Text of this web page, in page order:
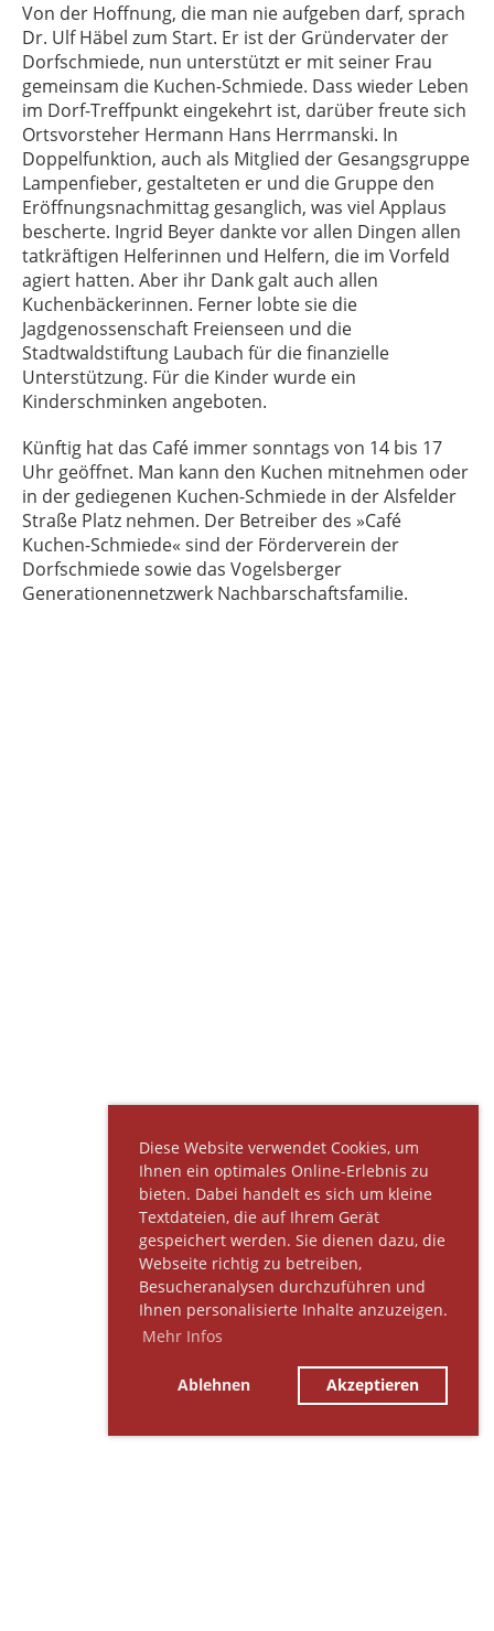
Diese Website verwendet Cookies, um
Ihnen ein optimales Online-Erlebnis zu
bieten. Dabei handelt es sich um kleine
Textdateien, die auf Ihrem Gerät
gespeichert werden. Sie dienen dazu, die
Webseite richtig zu betreiben,
Besucheranalysen durchzuführen und
Ihnen personalisierte Inhalte anzuzeigen.
Mehr Infos
Ablehnen Akzeptieren
Von der Hoffnung, die man nie aufgeben darf, sprach
Dr. Ulf Häbel zum Start. Er ist der Gründervater der
Dorfschmiede, nun unterstützt er mit seiner Frau
gemeinsam die Kuchen-Schmiede. Dass wieder Leben
im Dorf-Treffpunkt eingekehrt ist, darüber freute sich
Ortsvorsteher Hermann Hans Herrmanski. In
Doppelfunktion, auch als Mitglied der Gesangsgruppe
Lampenfieber, gestalteten er und die Gruppe den
Eröffnungsnachmittag gesanglich, was viel Applaus
bescherte. Ingrid Beyer dankte vor allen Dingen allen
tatkräftigen Helferinnen und Helfern, die im Vorfeld
agiert hatten. Aber ihr Dank galt auch allen
Kuchenbäckerinnen. Ferner lobte sie die
Jagdgenossenschaft Freienseen und die
Stadtwaldstiftung Laubach für die finanzielle
Unterstützung. Für die Kinder wurde ein
Kinderschminken angeboten.
Künftig hat das Café immer sonntags von 14 bis 17
Uhr geöffnet. Man kann den Kuchen mitnehmen oder
in der gediegenen Kuchen-Schmiede in der Alsfelder
Straße Platz nehmen. Der Betreiber des »Café
Kuchen-Schmiede« sind der Förderverein der
Dorfschmiede sowie das Vogelsberger
Generationennetzwerk Nachbarschaftsfamilie.